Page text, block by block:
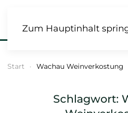
Zum Hauptinhalt
Start Wachau Weinverkostung
Schlagwort: